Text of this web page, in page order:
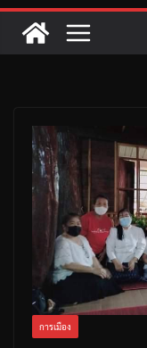
การเมือง